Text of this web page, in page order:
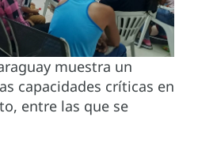
muestra un
capacidades críticas en
entre las que se